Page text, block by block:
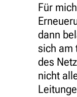
Für
dann
sich am
des
nicht